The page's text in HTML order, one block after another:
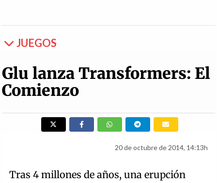
JUEGOS
Glu lanza Transformers: El
Comienzo
20 de octubre de 2014, 14:13h
Tras 4 millones de años, una erupción